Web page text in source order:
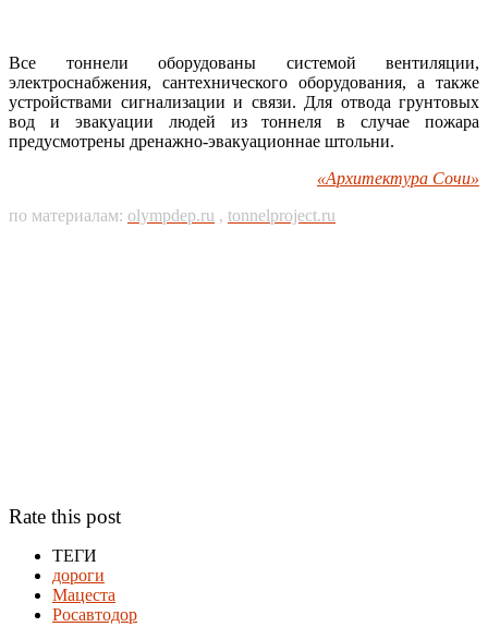
Все тоннели оборудованы системой вентиляции,
электроснабжения, сантехнического оборудования, а также
устройствами сигнализации и связи. Для отвода грунтовых
вод и эвакуации людей из тоннеля в случае пожара
предусмотрены дренажно-эвакуационнае штольни.
«Архитектура Сочи»
по материалам: olympdep.ru , tonnelproject.ru
Rate this post
ТЕГИ
дороги
Мацеста
Росавтодор